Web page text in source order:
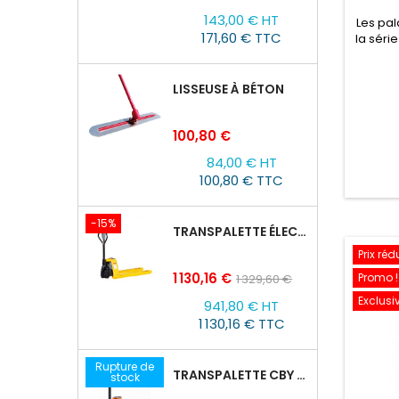
143,00 € HT
171,60 € TTC
LISSEUSE À BÉTON
Prix
100,80 €
84,00 € HT
100,80 € TTC
-15% TRANSPALETTE ÉLECTRIQUE EPT 15H : 1500KG/1150MM X 550MM
Prix
1 130,16 € Prix
base
1 329,60 €
941,80 € HT
1 130,16 € TTC
Rupture de
stock TRANSPALETTE CBY 2,5T AVEC BALANCE
Les
la
et
et
Prix
Promo !